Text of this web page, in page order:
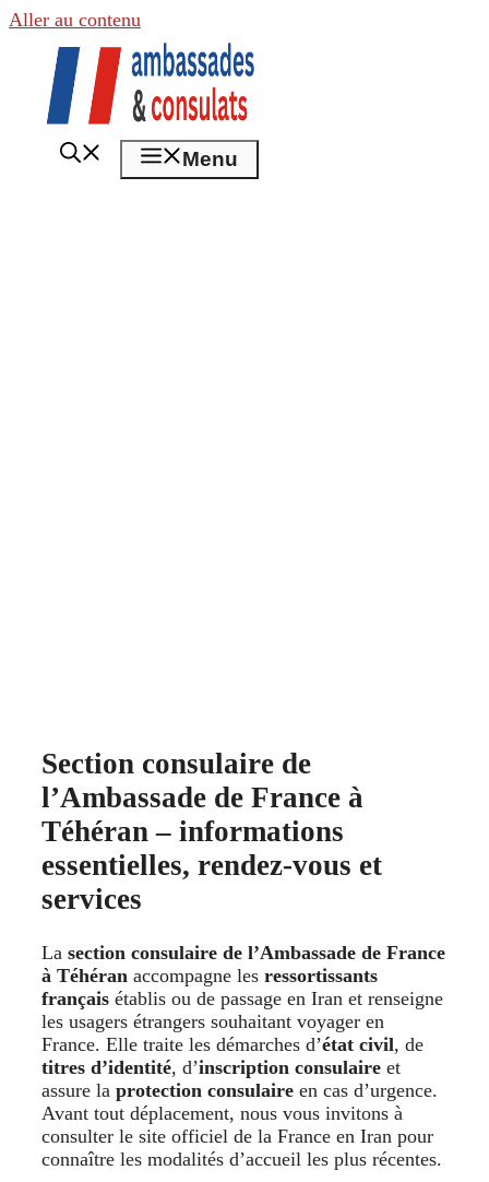
Aller au contenu
Menu
Section consulaire de
l’Ambassade de France à
Téhéran – informations
essentielles, rendez-vous et
services
La section consulaire de l’Ambassade de France
à Téhéran accompagne les ressortissants
français établis ou de passage en Iran et renseigne
les usagers étrangers souhaitant voyager en
France. Elle traite les démarches d’état civil, de
titres d’identité, d’inscription consulaire et
assure la protection consulaire en cas d’urgence.
Avant tout déplacement, nous vous invitons à
consulter le site officiel de la France en Iran pour
connaître les modalités d’accueil les plus récentes.